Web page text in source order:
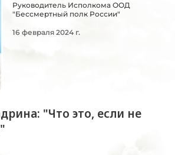
"Что это, если не
Руководитель Исполкома ООД
"Бессмертный полк России"
16 февраля 2024 г.